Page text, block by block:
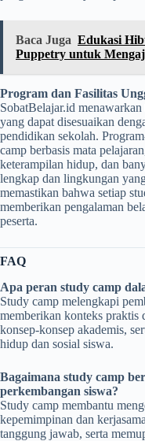
Baca Juga Edukasi
Puppetry untuk
Program dan Fasilitas
SobatBelajar.id
yang dapat disesuaikan
pendidikan sekolah.
camp berbasis mata
keterampilan hidup, dan
lengkap dan lingkungan
memastikan bahwa setiap
memberikan pengalaman
peserta.
FAQ
Apa peran study camp
Study camp melengkapi
memberikan konteks praktis
konsep-konsep akademis,
hidup dan sosial siswa.
Bagaimana study camp
perkembangan siswa?
Study camp membantu
kepemimpinan dan
tanggung jawab, serta